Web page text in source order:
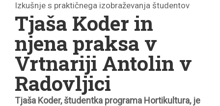
Izkušnje s praktičnega izobraževanja študentov
Tjaša Koder in
njena praksa v
Vrtnariji Antolin v
Radovljici
Tjaša Koder, študentka programa Hortikultura, je